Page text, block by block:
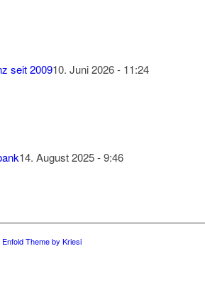
seit 200910. Juni 2026 - 11:24
14. August 2025 - 9:46
Enfold Theme by Kriesi